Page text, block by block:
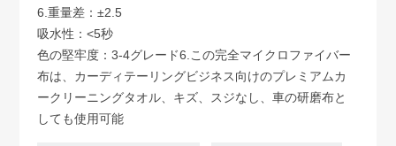
6.重量差：±2.5
吸水性：<5秒
色の堅牢度：3-4グレード6.この完全マイクロファイバー
布は、カーディテーリングビジネス向けのプレミアムカ
ークリーニングタオル、キズ、スジなし、車の研磨布と
しても使用可能